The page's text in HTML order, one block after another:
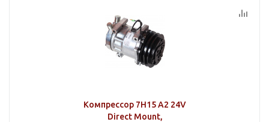
Компрессор 7H15 A2 24V
Direct Mount,